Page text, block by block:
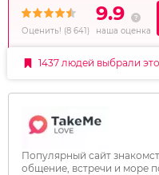
Оценить! (8 641)
9.9
наша оценка
1437 людей выбрали
Популярный сайт
общение, встречи и море